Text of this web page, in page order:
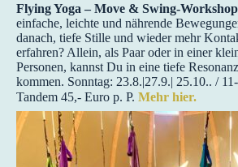
Flying Yoga – Move & Swing-Workshop
einfache, leichte und nährende
danach, tiefe Stille und wieder mehr
erfahren? Allein, als Paar oder in einer
Personen, kannst Du in eine tiefe
kommen. Sonntag: 23.8.|27.9.| 25.10.. /
Tandem 45,- Euro p. P. Mehr hier.